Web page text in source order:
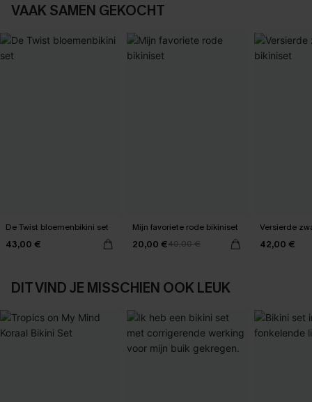
VAAK SAMEN GEKOCHT
De Twist bloemenbikini set
43,00 €
Mijn favoriete rode bikiniset
20,00 €40,00 €
Versierde
42,00 €
DIT VIND JE MISSCHIEN OOK LEUK